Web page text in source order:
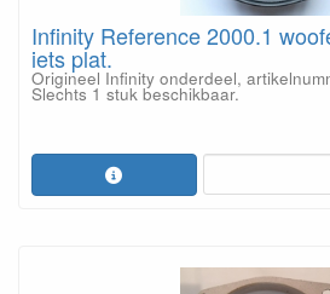
Infinity Reference 2000.1
iets plat.
Origineel Infinity onderdeel,
Slechts 1 stuk beschikbaar.